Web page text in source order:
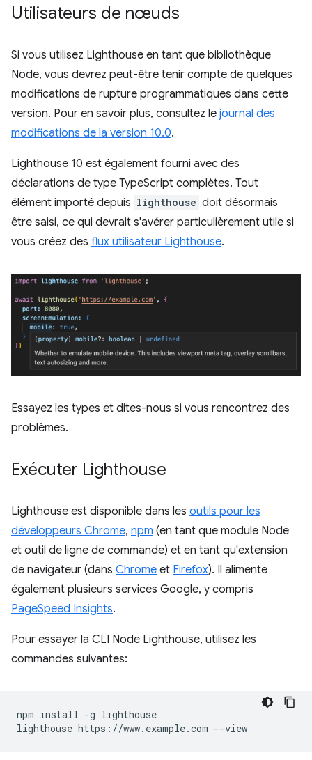
Utilisateurs de nœuds
Si vous utilisez Lighthouse en tant que bibliothèque
Node, vous devrez peut-être tenir compte de quelques
modifications de rupture programmatiques dans cette
version. Pour en savoir plus, consultez le journal des
modifications de la version 10.0.
Lighthouse 10 est également fourni avec des
déclarations de type TypeScript complètes. Tout
élément importé depuis lighthouse doit désormais
être saisi, ce qui devrait s'avérer particulièrement utile si
vous créez des flux utilisateur Lighthouse.
Essayez les types et dites-nous si vous rencontrez des
problèmes.
Exécuter Lighthouse
Lighthouse est disponible dans les outils pour les
développeurs Chrome, npm (en tant que module Node
et outil de ligne de commande) et en tant qu'extension
de navigateur (dans Chrome et Firefox). Il alimente
également plusieurs services Google, y compris
PageSpeed Insights.
Pour essayer la CLI Node Lighthouse, utilisez les
commandes suivantes:
npm install -g lighthouse